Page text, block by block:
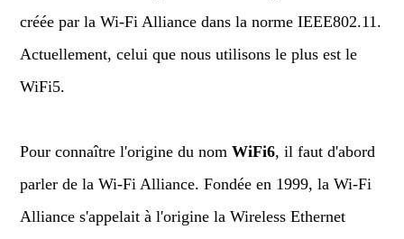
créée par la Wi-Fi Alliance dans la norme IEEE802.11.
Actuellement, celui que nous utilisons le plus est le
WiFi5.
Pour connaître l'origine du nomWiFi6, il faut d'abord
parler de la Wi-Fi Alliance. Fondée en 1999, la Wi-Fi
Alliance s'appelait à l'origine la Wireless Ethernet